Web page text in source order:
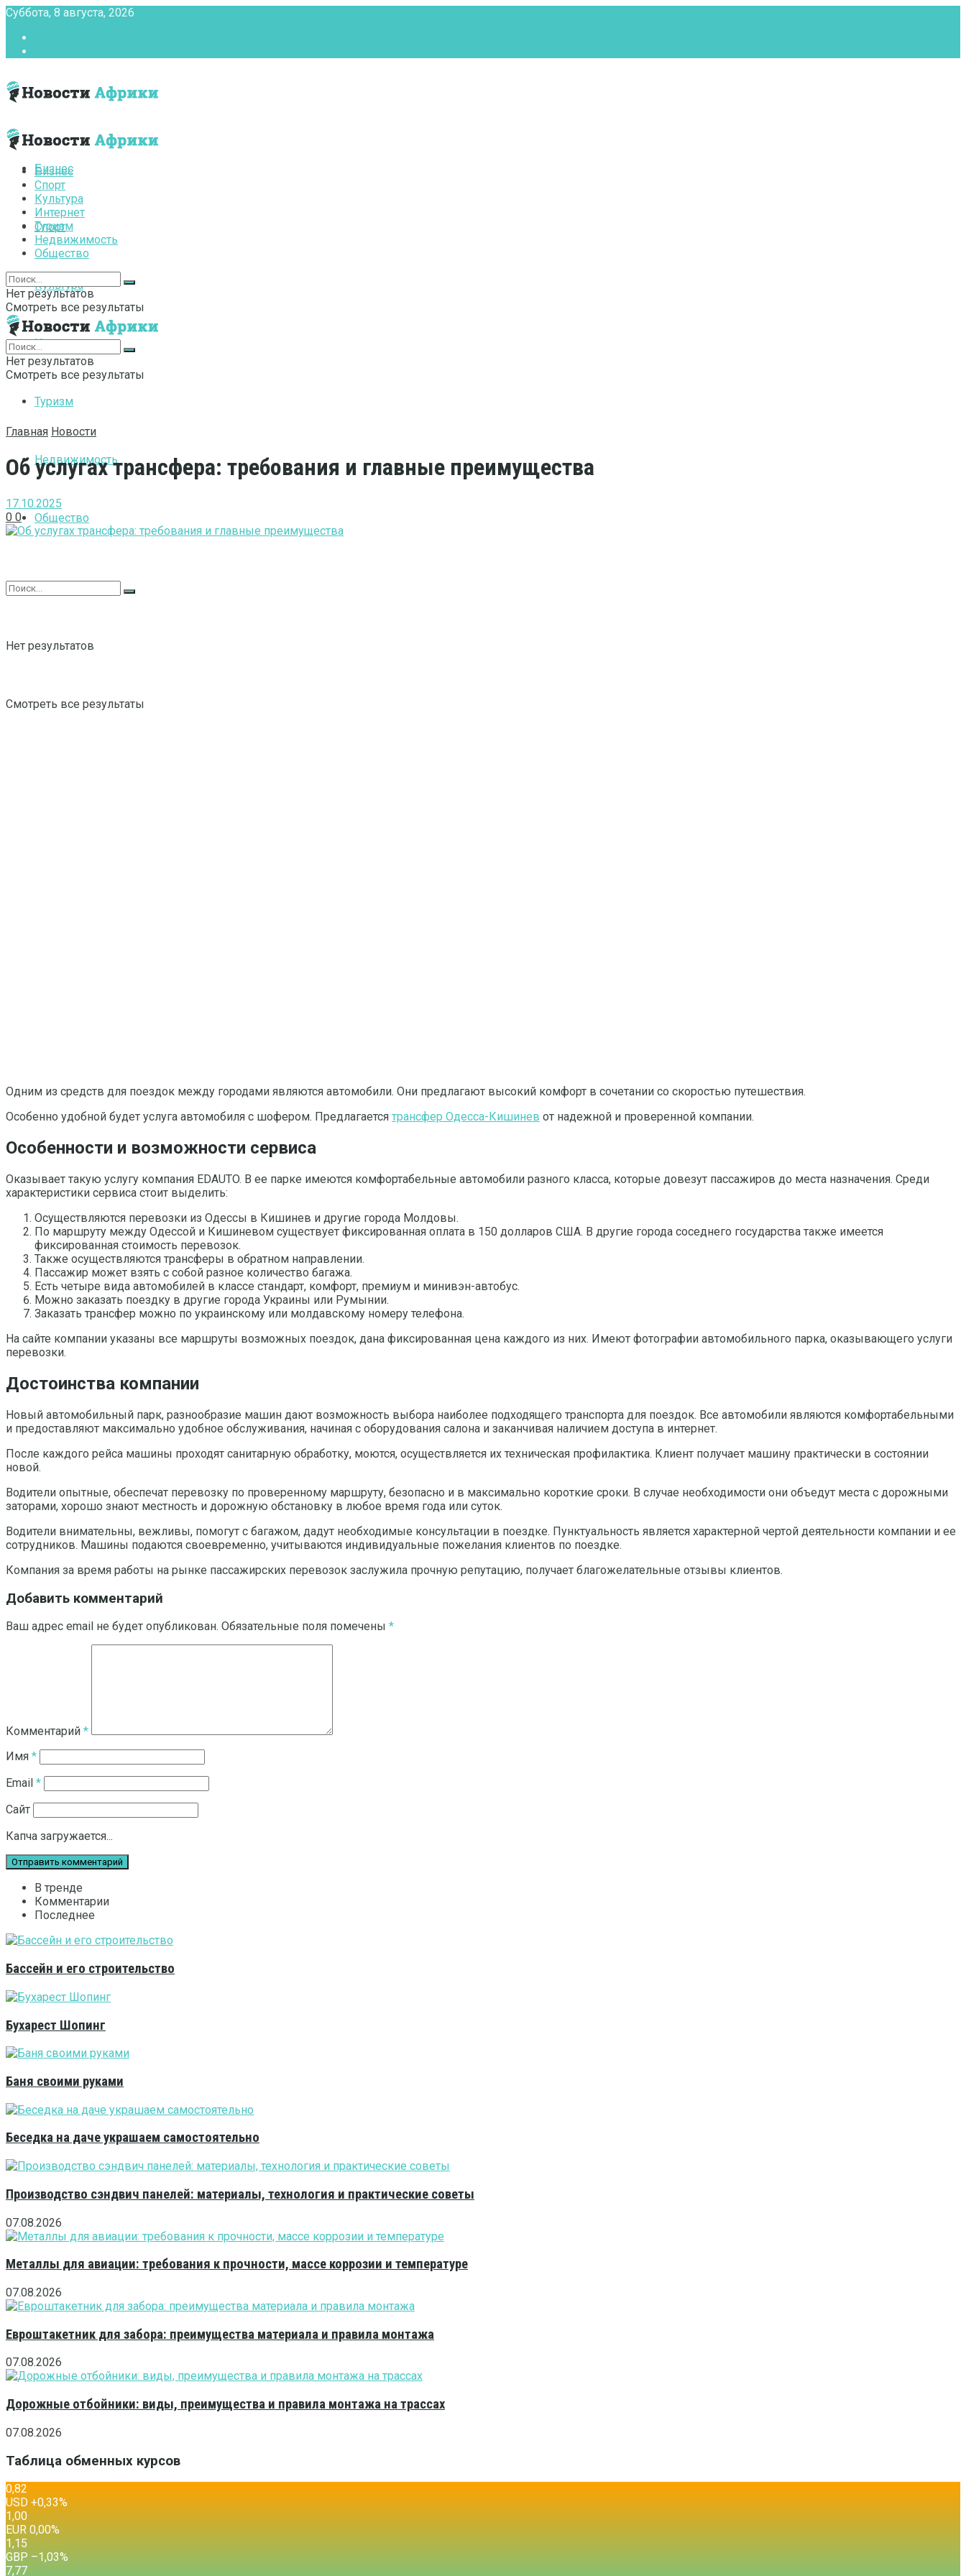
Суббота, 8 августа, 2026
Бизнес
Спорт
Культура
Интернет
Туризм
Недвижимость
Общество
Нет результатов
Смотреть все результаты
Бизнес
Спорт
Культура
Интернет
Туризм
Недвижимость
Общество
Нет результатов
Смотреть все результаты
Нет результатов
Смотреть все результаты
Главная Новости
Об услугах трансфера: требования и главные преимущества
17.10.2025
0 0
Одним из средств для поездок между городами являются автомобили. Они предлагают высокий комфорт в сочетании со скоростью путешествия.
Особенно удобной будет услуга автомобиля с шофером. Предлагается трансфер Одесса-Кишинев от надежной и проверенной компании.
Особенности и возможности сервиса
Оказывает такую услугу компания EDAUTO. В ее парке имеются комфортабельные автомобили разного класса, которые довезут пассажиров до места назначения. Среди
характеристики сервиса стоит выделить:
Осуществляются перевозки из Одессы в Кишинев и другие города Молдовы.
По маршруту между Одессой и Кишиневом существует фиксированная оплата в 150 долларов США. В другие города соседнего государства также имеется
фиксированная стоимость перевозок.
Также осуществляются трансферы в обратном направлении.
Пассажир может взять с собой разное количество багажа.
Есть четыре вида автомобилей в классе стандарт, комфорт, премиум и минивэн-автобус.
Можно заказать поездку в другие города Украины или Румынии.
Заказать трансфер можно по украинскому или молдавскому номеру телефона.
На сайте компании указаны все маршруты возможных поездок, дана фиксированная цена каждого из них. Имеют фотографии автомобильного парка, оказывающего услуги
перевозки.
Достоинства компании
Новый автомобильный парк, разнообразие машин дают возможность выбора наиболее подходящего транспорта для поездок. Все автомобили являются комфортабельными
и предоставляют максимально удобное обслуживания, начиная с оборудования салона и заканчивая наличием доступа в интернет.
После каждого рейса машины проходят санитарную обработку, моются, осуществляется их техническая профилактика. Клиент получает машину практически в состоянии
новой.
Водители опытные, обеспечат перевозку по проверенному маршруту, безопасно и в максимально короткие сроки. В случае необходимости они объедут места с дорожными
заторами, хорошо знают местность и дорожную обстановку в любое время года или суток.
Водители внимательны, вежливы, помогут с багажом, дадут необходимые консультации в поездке. Пунктуальность является характерной чертой деятельности компании и ее
сотрудников. Машины подаются своевременно, учитываются индивидуальные пожелания клиентов по поездке.
Компания за время работы на рынке пассажирских перевозок заслужила прочную репутацию, получает благожелательные отзывы клиентов.
Добавить комментарий
Ваш адрес email не будет опубликован. Обязательные поля помечены *
Комментарий *
Имя *
Email *
Сайт
Капча загружается...
В тренде
Комментарии
Последнее
Бассейн и его строительство
Бухарест Шопинг
Баня своими руками
Беседка на даче украшаем самостоятельно
Производство сэндвич панелей: материалы, технология и практические советы
07.08.2026
Металлы для авиации: требования к прочности, массе коррозии и температуре
07.08.2026
Евроштакетник для забора: преимущества материала и правила монтажа
07.08.2026
Дорожные отбойники: виды, преимущества и правила монтажа на трассах
07.08.2026
Таблица обменных курсов
0,82
USD +0,33%
1,00
EUR 0,00%
1,15
GBP –1,03%
7,77